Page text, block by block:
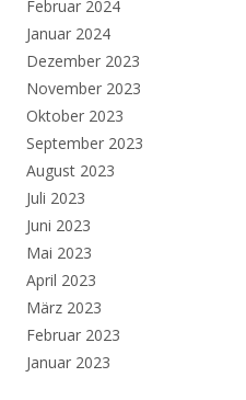
Februar 2024
Januar 2024
Dezember 2023
November 2023
Oktober 2023
September 2023
August 2023
Juli 2023
Juni 2023
Mai 2023
April 2023
März 2023
Februar 2023
Januar 2023